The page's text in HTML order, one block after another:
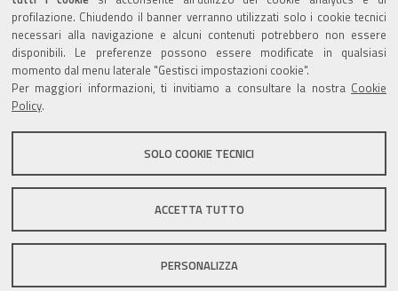
profilazione. Chiudendo il banner verranno utilizzati solo i cookie tecnici
necessari alla navigazione e alcuni contenuti potrebbero non essere
disponibili. Le preferenze possono essere modificate in qualsiasi
momento dal menu laterale "Gestisci impostazioni cookie".
Per maggiori informazioni, ti invitiamo a consultare la nostra Cookie
Policy.
SOLO COOKIE TECNICI
ACCETTA TUTTO
PERSONALIZZA
Valuta questo sito
Sito istituzionale Comune di Zola Predosa
DPO|Accessibilità